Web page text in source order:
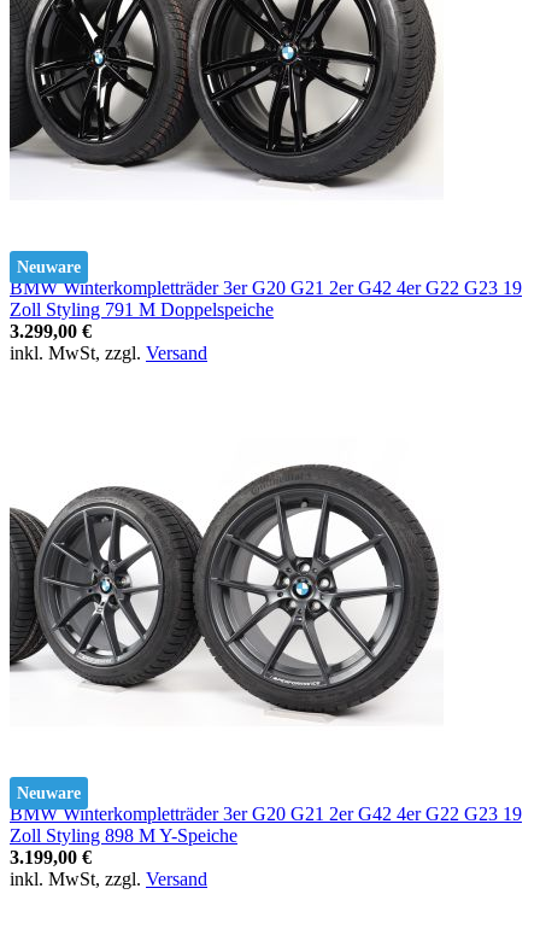
Neuware
BMW Winterkompletträder 3er G20 G21 2er G42 4er G22 G23 19
Zoll Styling 791 M Doppelspeiche
3.299,00 €
inkl. MwSt, zzgl. Versand
Neuware
BMW Winterkompletträder 3er G20 G21 2er G42 4er G22 G23 19
Zoll Styling 898 M Y-Speiche
3.199,00 €
inkl. MwSt, zzgl. Versand